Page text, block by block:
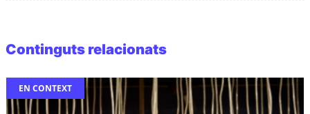
Continguts relacionats
EN CONTEXT